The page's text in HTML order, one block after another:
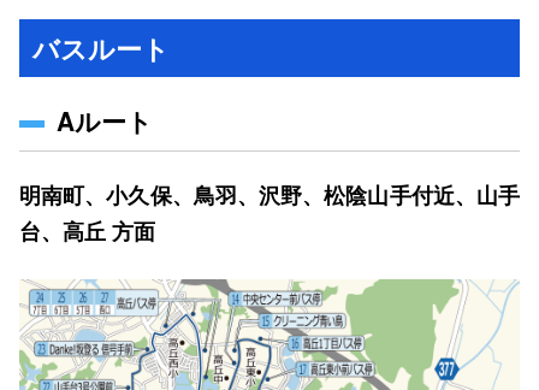
バスルート
Aルート
明南町、小久保、鳥羽、沢野、松陰山手付近、山手
台、高丘 方面